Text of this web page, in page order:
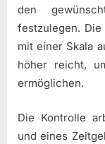
den
festzulegen. Die
mit einer Skala
höher reicht,
ermöglichen.
Die Kontrolle
und eines